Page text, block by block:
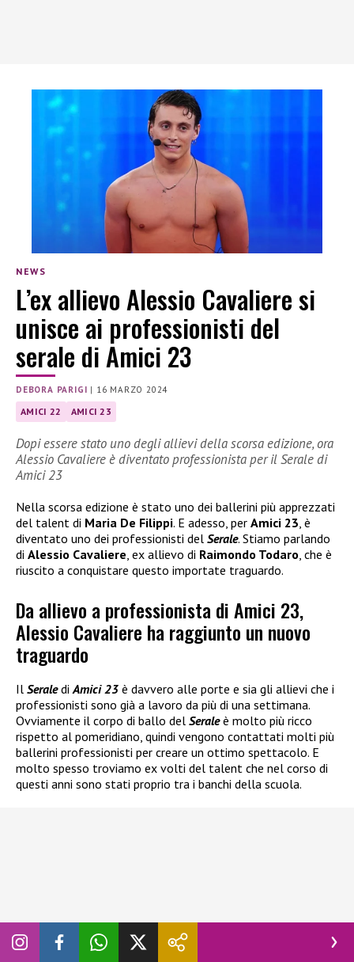
NEWS
L’ex allievo Alessio Cavaliere si
unisce ai professionisti del
serale di Amici 23
DEBORA PARIGI | 16 MARZO 2024
AMICI 22 AMICI 23
Dopi essere stato uno degli allievi della scorsa edizione, ora
Alessio Cavaliere è diventato professionista per il Serale di
Amici 23
Nella scorsa edizione è stato uno dei ballerini più apprezzati
del talent di Maria De Filippi. E adesso, per Amici 23 , è
diventato uno dei professionisti del Serale. Stiamo parlando
di Alessio Cavaliere , ex allievo di Raimondo Todaro , che è
riuscito a conquistare questo importate traguardo.
Da allievo a professionista di Amici 23,
Alessio Cavaliere ha raggiunto un nuovo
traguardo
Il SeralediAmici 23 è davvero alle porte e sia gli allievi che i
professionisti sono già a lavoro da più di una settimana.
Ovviamente il corpo di ballo del Seraleè molto più ricco
rispetto al pomeridiano, quindi vengono contattati molti più
ballerini professionisti per creare un ottimo spettacolo. E
molto spesso troviamo ex volti del talent che nel corso di
questi anni sono stati proprio tra i banchi della scuola.